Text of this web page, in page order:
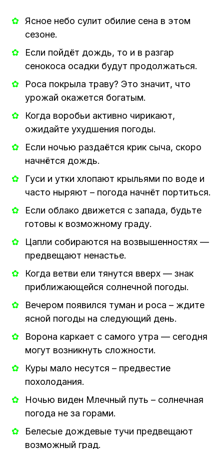
Ясное небо сулит обилие сена в этом
сезоне.
Если пойдёт дождь, то и в разгар
сенокоса осадки будут продолжаться.
Роса покрыла траву? Это значит, что
урожай окажется богатым.
Когда воробьи активно чирикают,
ожидайте ухудшения погоды.
Если ночью раздаётся крик сыча, скоро
начнётся дождь.
Гуси и утки хлопают крыльями по воде и
часто ныряют – погода начнёт портиться.
Если облако движется с запада, будьте
готовы к возможному граду.
Цапли собираются на возвышенностях —
предвещают ненастье.
Когда ветви ели тянутся вверх — знак
приближающейся солнечной погоды.
Вечером появился туман и роса – ждите
ясной погоды на следующий день.
Ворона каркает с самого утра — сегодня
могут возникнуть сложности.
Куры мало несутся – предвестие
похолодания.
Ночью виден Млечный путь – солнечная
погода не за горами.
Белесые дождевые тучи предвещают
возможный град.